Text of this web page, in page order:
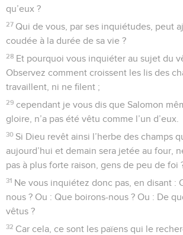
qu’eux ?
27 Qui de vous, par ses inquiétudes, peut
coudée à la durée de sa vie ?
28 Et pourquoi vous inquiéter au sujet du
Observez comment croissent les lis des
travaillent, ni ne filent ;
29 cependant je vous dis que Salomon
gloire, n’a pas été vêtu comme l’un d’eux.
30 Si Dieu revêt ainsi l’herbe des champs
aujourd’hui et demain sera jetée au four,
pas à plus forte raison, gens de peu de foi
31 Ne vous inquiétez donc pas, en disant :
nous ? Ou : Que boirons-nous ? Ou : De
vêtus ?
32 Car cela, ce sont les païens qui le